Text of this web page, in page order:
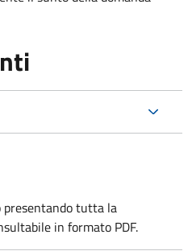
presentando tutta la
in formato PDF.